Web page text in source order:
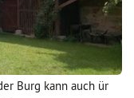
Burg kann auch ür